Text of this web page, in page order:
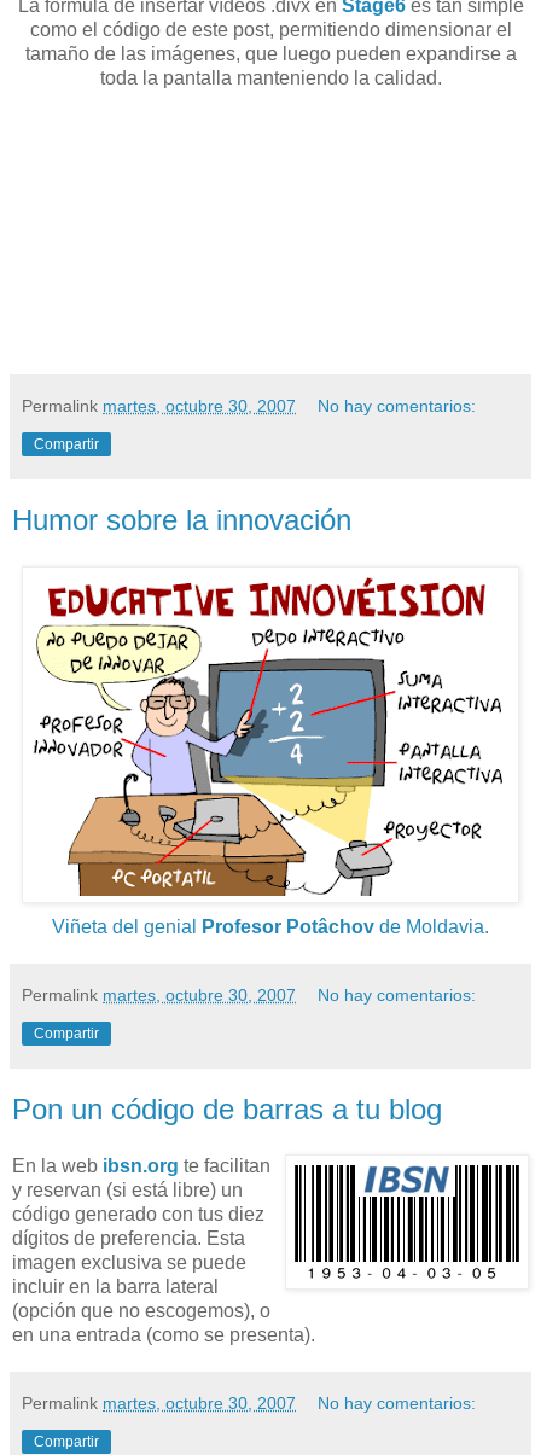
La fórmula de insertar vídeos .divx en Stage6 es tan simple
como el código de este post, permitiendo dimensionar el
tamaño de las imágenes, que luego pueden expandirse a
toda la pantalla manteniendo la calidad.
Permalink martes, octubre 30, 2007 No hay comentarios:
Compartir
Humor sobre la innovación
Viñeta del genial Profesor Potâchov de Moldavia.
Permalink martes, octubre 30, 2007 No hay comentarios:
Compartir
Pon un código de barras a tu blog
En la web ibsn.org te facilitan
y reservan (si está libre) un
código generado con tus diez
dígitos de preferencia. Esta
imagen exclusiva se puede
incluir en la barra lateral
(opción que no escogemos), o
en una entrada (como se presenta).
Permalink martes, octubre 30, 2007 No hay comentarios:
Compartir